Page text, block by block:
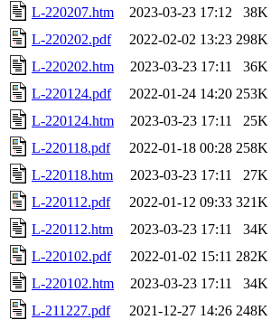
L-220207.htm 2023-03-23 17:12 38K
L-220202.pdf
2022-02-02 13:23 298K
L-220202.htm
2023-03-23 17:11 36K
L-220124.pdf
2022-01-24 14:20 253K
L-220124.htm
2023-03-23 17:11 25K
L-220118.pdf
2022-01-18 00:28 258K
L-220118.htm
2023-03-23 17:11 27K
L-220112.pdf
2022-01-12 09:33 321K
L-220112.htm
2023-03-23 17:11 34K
L-220102.pdf
2022-01-02 15:11 282K
L-220102.htm
2023-03-23 17:11 34K
L-211227.pdf
2021-12-27 14:26 248K